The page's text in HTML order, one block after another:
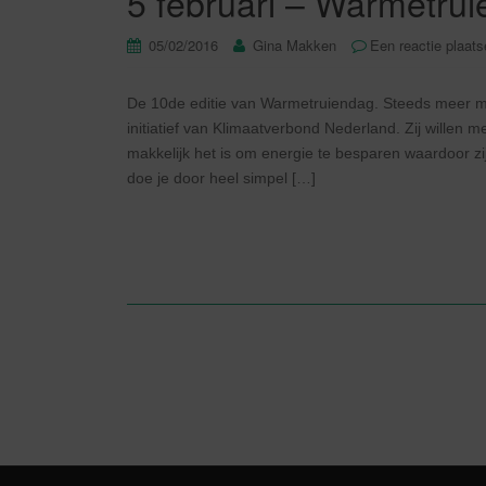
05/02/2016 Gina Makken Een reactie
De 10de editie van Warmetruiendag. Steeds meer
initiatief van Klimaatverbond Nederland. Zij willen
makkelijk het is om energie te besparen waardoor
doe je door heel simpel […]